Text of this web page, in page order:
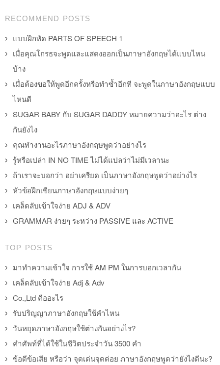
Post navigation
RECOMMEND POSTS
แบบฝึกหัด PARTS OF SPEECH 1
เมื่อคุณโกรธจะพูดและแสดงออกเป็นภาษาอังกฤษได้แบบไหน
บ้าง
เมื่อต้องขอให้พูดอีกครั้งหรือทำซ้ำอีกที จะพูดในภาษาอังกฤษแบบ
ไหนดี
SUGAR BABY กับ SUGAR DADDY หมายความว่าอะไร ต่าง
กันยังไง
คุณทำงานอะไรภาษาอังกฤษพูดว่าอย่างไร
รู้หรือเปล่า IN NO TIME ไม่ได้แปลว่าไม่มีเวลานะ
ถ้าเราจะบอกว่า อย่าเครียด เป็นภาษาอังกฤษพูดว่าอย่างไร
หัวข้อฝึกเขียนภาษาอังกฤษแบบง่ายๆ
เคล็ดลับเข้าใจง่าย ADJ & ADV
GRAMMAR ง่ายๆ ระหว่าง PASSIVE และ ACTIVE
TOP POSTS
มาทำความเข้าใจ การใช้ AM PM ในการบอกเวลากัน
เคล็ดลับเข้าใจง่าย Adj & Adv
Co.,Ltd คืออะไร
รับปริญญาภาษาอังกฤษใช้คำไหน
วันหยุดภาษาอังกฤษใช้ต่างกันอย่างไร?
คำศัพท์ที่ได้ใช้ในชีวิตประจำวัน 3500 คำ
ข้อดีข้อเสีย หรือว่า จุดเด่นจุดด่อย ภาษาอังกฤษพูดว่ายังไงดีนะ?